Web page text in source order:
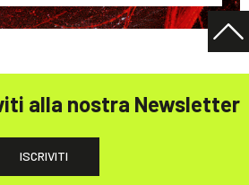
alla nostra Newsletter
ISCRIVITI